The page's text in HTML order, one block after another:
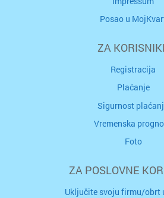
Posao u
ZA
Registracija
Plaćanje
Sigurnost
Vremenska
Foto
ZA POSLOVNE
Uključite svoju firmu/obrt